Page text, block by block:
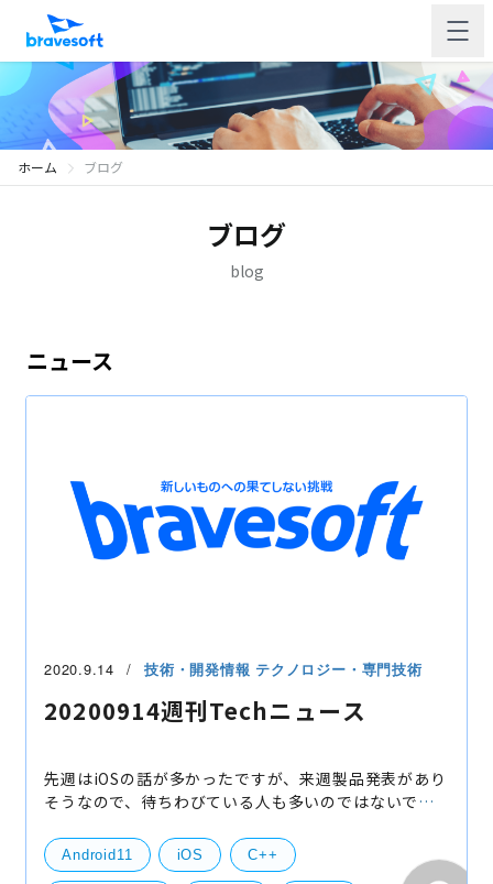
ホーム ブログ
ブログ
blog
ニュース
2020.9.14 技術・開発情報 テクノロジー・専門技術
20200914週刊Techニュース
先週はiOSの話が多かったですが、来週製品発表があり
そうなので、待ちわびている人も多いのではないでし
ードを使ったプラットフォームを出したりと、Google
も負け
Android11 iOS C++